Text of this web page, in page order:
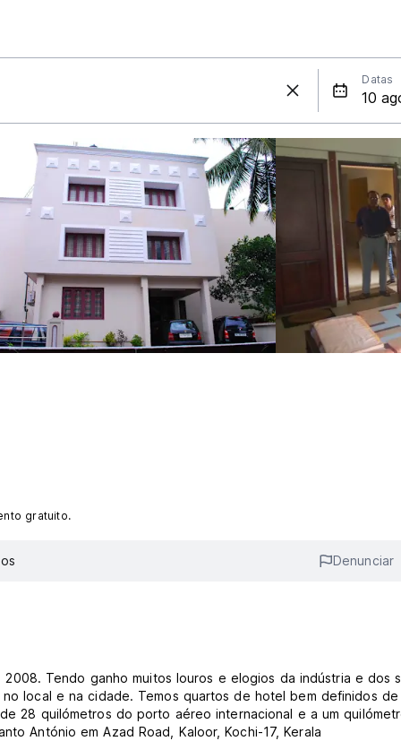
Datas
gratuito.
Denunciar
Tendo ganho muitos louros e elogios da indústria e dos
local e na cidade. Temos quartos de hotel bem definidos de
28 quilómetros do porto aéreo internacional e a um
António em Azad Road, Kaloor, Kochi-17, Kerala